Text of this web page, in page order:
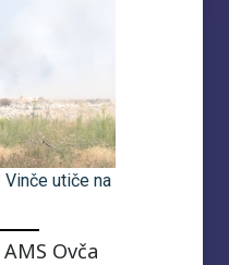
utiče na
Ovča